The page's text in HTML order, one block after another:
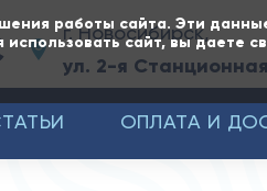
работы сайта. Эти
сайт, вы даете
г. Новосибирск,
ул. 2-я
ОПЛАТА И